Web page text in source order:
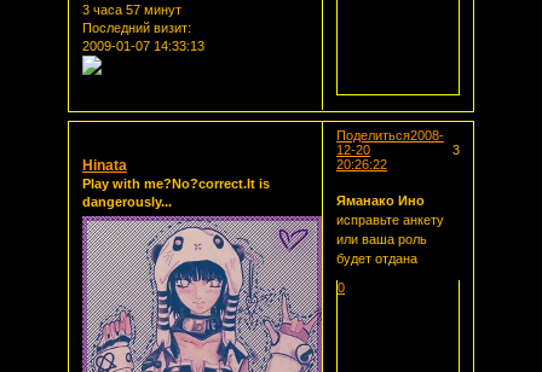
3 часа 57 минут
Последний визит:
2009-01-07 14:33:13
Поделиться
3
2008-
12-20
20:26:22
Hinata
Play with me?No?correct.It is
dangerously...
Яманако Ино
исправьте анкету
или ваша роль
будет отдана
0